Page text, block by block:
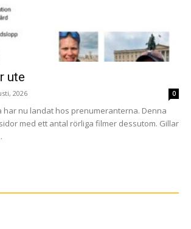
ute
2026 0
har nu landat hos prenumeranterna. Denna
med ett antal rörliga filmer dessutom. Gillar